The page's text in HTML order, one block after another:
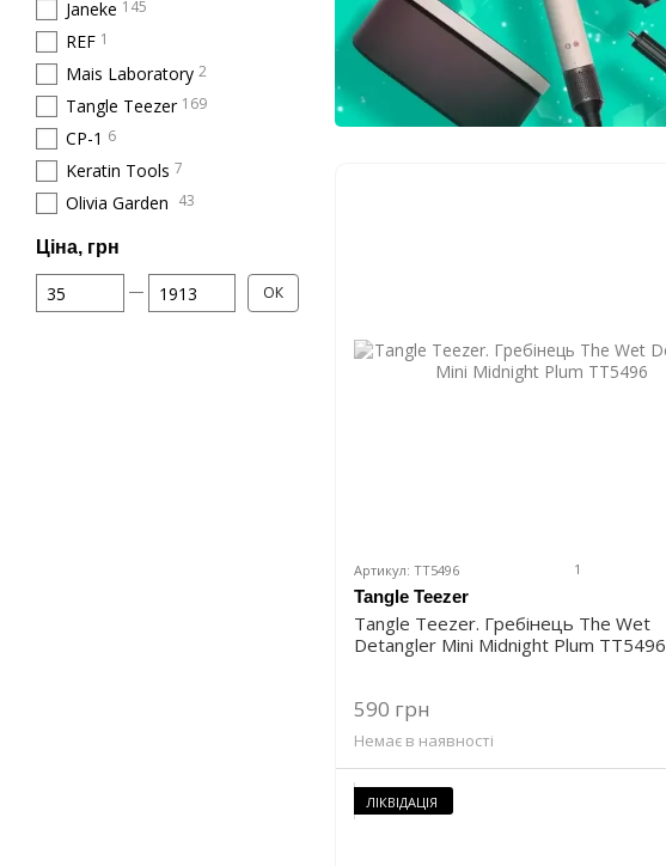
Артикул: TT5496 1
Tangle Teezer
Tangle Teezer. Гребінець The Wet
Detangler Mini Midnight Plum TT5496
590 грн
Немає в наявності
ЛІКВІДАЦІЯ
Janeke 145
REF 1
Mais Laboratory 2
Tangle Teezer 169
CP-1 6
Keratin Tools 7
Olivia Garden 43
Ціна, грн
Від Ціна, грн
До Ціна, грн ОК